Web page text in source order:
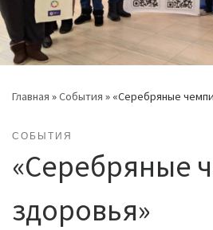
Главная »События » «Серебряные
СОБЫТИЯ
«Серебряные
здоровья»